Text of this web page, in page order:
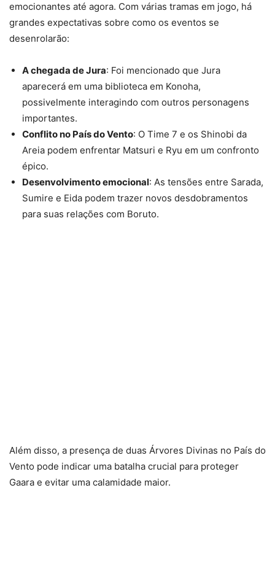
emocionantes até agora. Com várias tramas em jogo, há
grandes expectativas sobre como os eventos se
desenrolarão:
A chegada de Jura: Foi mencionado que Jura
aparecerá em uma biblioteca em Konoha,
possivelmente interagindo com outros personagens
importantes.
Conflito no País do Vento: O Time 7 e os Shinobi da
Areia podem enfrentar Matsuri e Ryu em um confronto
épico.
Desenvolvimento emocional: As tensões entre Sarada,
Sumire e Eida podem trazer novos desdobramentos
para suas relações com Boruto.
Além disso, a presença de duas Árvores Divinas no País do
Vento pode indicar uma batalha crucial para proteger
Gaara e evitar uma calamidade maior.